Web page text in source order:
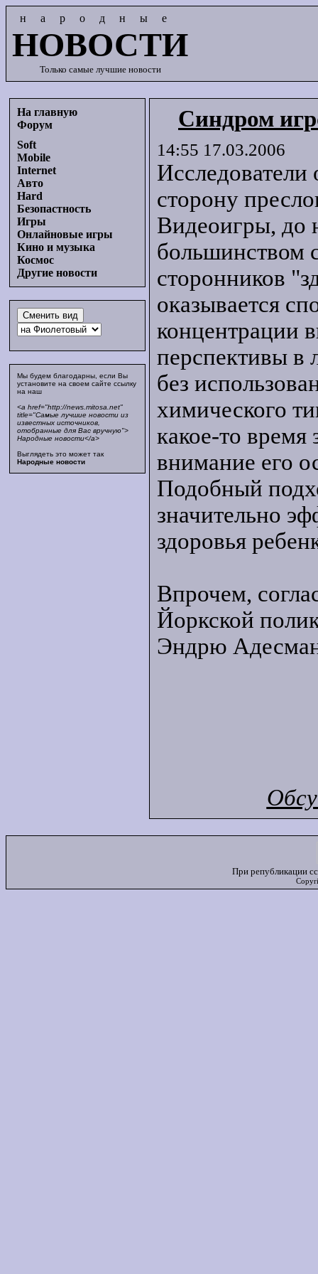
народные
НОВОСТИ
Только самые лучшие новости
На главную
Форум
Soft
Mobile
Internet
Авто
Hard
Безопастность
Игры
Онлайновые игры
Кино и музыка
Космос
Другие новости
Мы будем благодарны, если Вы
установите на своем сайте ссылку
на наш
<a href="http://news.mitosa.net"
title="Самые лучшие новости из
известных источников,
отобранные для Вас вручную">
Народные новости</a>
Выглядеть это может так
Народные новости
Синдром
14:55 17.03.2006
сторону
Видеоигры, до
большинством
сторонников
оказывается
концентрации
перспективы в
без
химического
какое-то время
внимание его
Подобный
значительно
здоровья
Впрочем,
Йоркской
Эндрю
При републикации